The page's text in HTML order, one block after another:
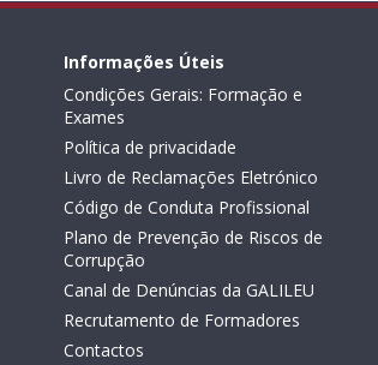
Informações Úteis
Condições Gerais: Formação e
Exames
Política de privacidade
Livro de Reclamações Eletrónico
Código de Conduta Profissional
Plano de Prevenção de Riscos de
Corrupção
Canal de Denúncias da GALILEU
Recrutamento de Formadores
Contactos